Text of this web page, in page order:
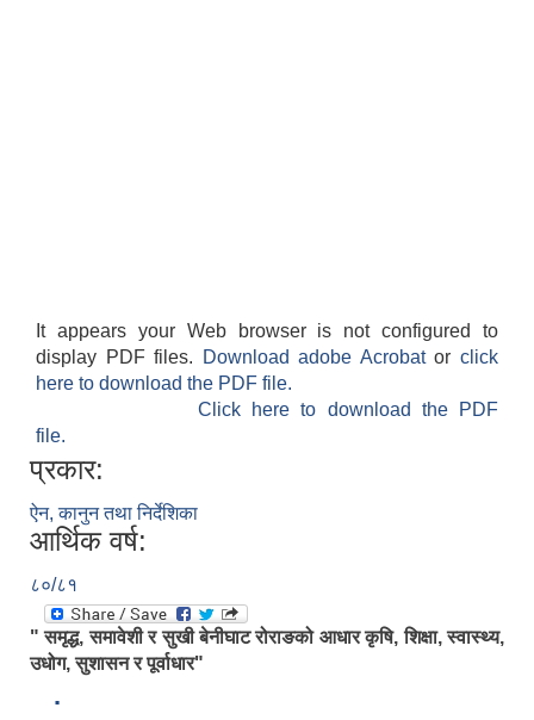
It appears your Web browser is not configured to
display PDF files.
Download adobe Acrobatorclick
here to download the PDF file.
Click here to download the PDF
file.
प्रकार:
ऐन, कानुन तथा निर्देशिका
आर्थिक वर्ष:
८०/८१
" समृद्ध, समावेशी र सुखी बेनीघाट रोराङको आधार कृषि, शिक्षा, स्वास्थ्य,
उधोग, सुशासन र पूर्वाधार"
.